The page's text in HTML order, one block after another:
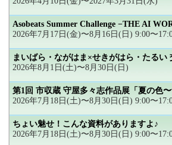
Asobeats Summer Challenge −THE AI
2026年7月17日(金)〜8月16日(日) 9:00〜
まいばら・ながはま×せきがはら・たるい
2026年8月1日(土)〜8月30日(日)
第1回 市収蔵 守屋多々志作品展「夏の色〜
2026年7月18日(土)〜8月30日(日) 9:00〜
ちょい魅せ！こんな資料がありますよ♪
2026年7月18日(土)〜8月30日(日) 9:00〜